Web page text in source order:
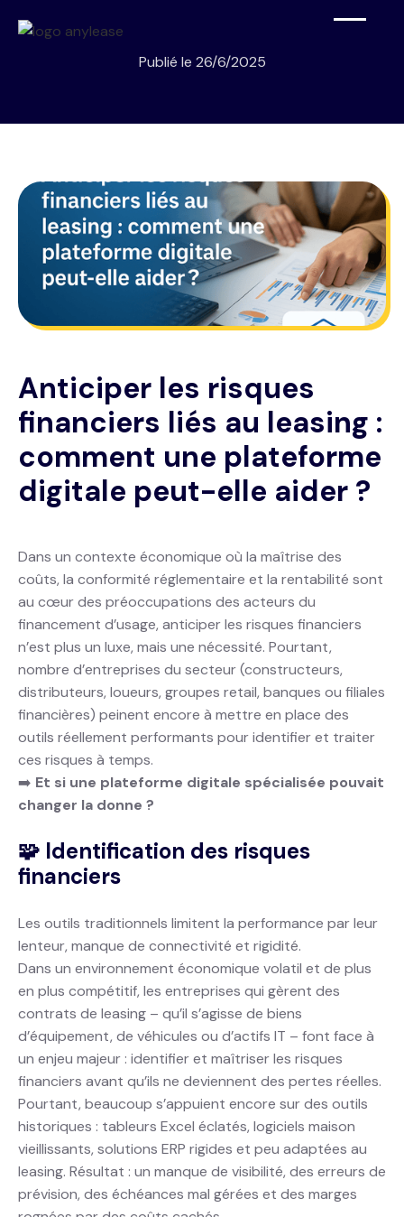
Publié le 26/6/2025
Anticiper les risques
financiers liés au leasing :
comment une plateforme
digitale peut-elle aider ?
Dans un contexte économique où la maîtrise des
coûts, la conformité réglementaire et la rentabilité sont
au cœur des préoccupations des acteurs du
financement d’usage, anticiper les risques financiers
n’est plus un luxe, mais une nécessité. Pourtant,
nombre d’entreprises du secteur (constructeurs,
distributeurs, loueurs, groupes retail, banques ou filiales
financières) peinent encore à mettre en place des
outils réellement performants pour identifier et traiter
ces risques à temps.
➡️ Et si une plateforme digitale spécialisée pouvait
changer la donne ?
🧩 Identification des risques
financiers
Les outils traditionnels limitent la performance par leur
lenteur, manque de connectivité et rigidité.
Dans un environnement économique volatil et de plus
en plus compétitif, les entreprises qui gèrent des
contrats de leasing – qu’il s’agisse de biens
d’équipement, de véhicules ou d’actifs IT – font face à
un enjeu majeur : identifier et maîtriser les risques
financiers avant qu’ils ne deviennent des pertes réelles.
Pourtant, beaucoup s’appuient encore sur des outils
historiques : tableurs Excel éclatés, logiciels maison
vieillissants, solutions ERP rigides et peu adaptées au
leasing. Résultat : un manque de visibilité, des erreurs de
prévision, des échéances mal gérées et des marges